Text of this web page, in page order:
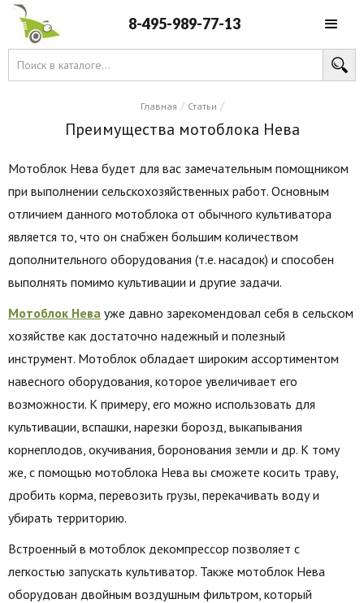
8-495-989-77-13
Главная / Статьи /
Преимущества мотоблока Нева
Мотоблок Нева будет для вас замечательным помощником
при выполнении сельскохозяйственных работ. Основным
отличием данного мотоблока от обычного культиватора
является то, что он снабжен большим количеством
дополнительного оборудования (т.е. насадок) и способен
выполнять помимо культивации и другие задачи.
Мотоблок Нева уже давно зарекомендовал себя в сельском
хозяйстве как достаточно надежный и полезный
инструмент. Мотоблок обладает широким ассортиментом
навесного оборудования, которое увеличивает его
возможности. К примеру, его можно использовать для
культивации, вспашки, нарезки борозд, выкапывания
корнеплодов, окучивания, боронования земли и др. К тому
же, с помощью мотоблока Нева вы сможете косить траву,
дробить корма, перевозить грузы, перекачивать воду и
убирать территорию.
Встроенный в мотоблок декомпрессор позволяет с
легкостью запускать культиватор. Также мотоблок Нева
оборудован двойным воздушным фильтром, который